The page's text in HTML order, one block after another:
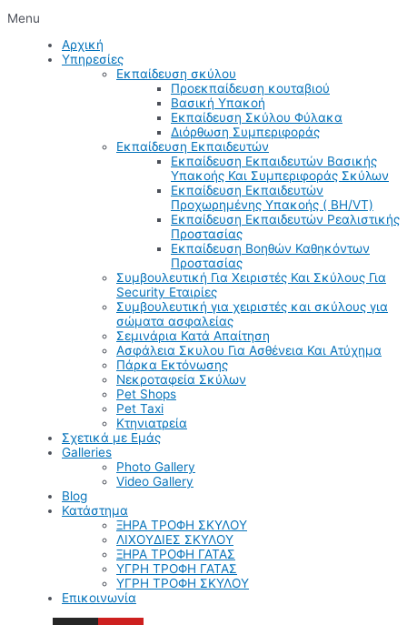
Menu
Αρχική
Υπηρεσίες
Εκπαίδευση σκύλου
Προεκπαίδευση κουταβιού
Βασική Υπακοή
Εκπαίδευση Σκύλου Φύλακα
Διόρθωση Συμπεριφοράς
Εκπαίδευση Εκπαιδευτών
Εκπαίδευση Εκπαιδευτών Βασικής
Υπακοής Και Συμπεριφοράς Σκύλων
Εκπαίδευση Εκπαιδευτών
Προχωρημένης Υπακοής ( BH/VT)
Εκπαίδευση Εκπαιδευτών Ρεαλιστικής
Προστασίας
Εκπαίδευση Βοηθών Καθηκόντων
Προστασίας
Συμβουλευτική Για Χειριστές Και Σκύλους Για
Security Εταιρίες
Συμβουλευτική για χειριστές και σκύλους για
σώματα ασφαλείας
Σεμινάρια Κατά Απαίτηση
Ασφάλεια Σκυλου Για Ασθένεια Και Ατύχημα
Πάρκα Εκτόνωσης
Νεκροταφεία Σκύλων
Pet Shops
Pet Taxi
Κτηνιατρεία
Σχετικά με Εμάς
Galleries
Photo Gallery
Video Gallery
Blog
Κατάστημα
ΞΗΡΑ ΤΡΟΦΗ ΣΚΥΛΟΥ
ΛΙΧΟΥΔΙΕΣ ΣΚΥΛΟΥ
ΞΗΡΑ ΤΡΟΦΗ ΓΑΤΑΣ
ΥΓΡΗ ΤΡΟΦΗ ΓΑΤΑΣ
ΥΓΡΗ ΤΡΟΦΗ ΣΚΥΛΟΥ
Επικοινωνία